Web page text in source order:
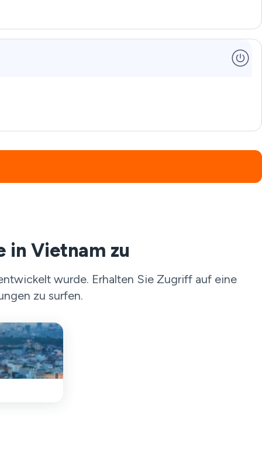
in Vietnam zu
wurde. Erhalten Sie Zugriff auf eine
zu surfen.